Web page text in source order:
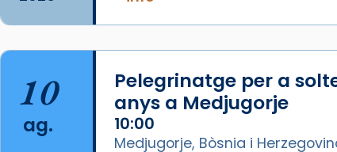
Lluís Companys, la jove va fer
arribar el seu testimoni al papa
Lleó XIV.
10
ag.
Pelegrinatge per a
anys a Medjugorje
10:00
Medjugorje, Bòsnia i